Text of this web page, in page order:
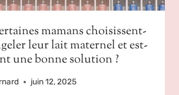
mamans choisissent-
leur lait maternel et est-
une bonne solution ?
juin 12, 2025